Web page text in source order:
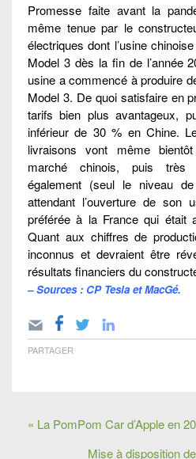
Promesse faite avant la
même tenue par le
électriques dont l’usine
Model 3 dès la fin de l’année
usine a commencé à produire
Model 3. De quoi satisfaire en
tarifs bien plus avantageux,
inférieur de 30 % en Chine.
livraisons vont même
marché chinois, puis très
également (seul le niveau
attendant l’ouverture de
préférée à la France qui était
Quant aux chiffres de
inconnus et devraient être
résultats financiers du
– Sources : CP Tesla et MacGé.
PARTAGER
« La PomPom Car d’Apple en
Mise à disposition